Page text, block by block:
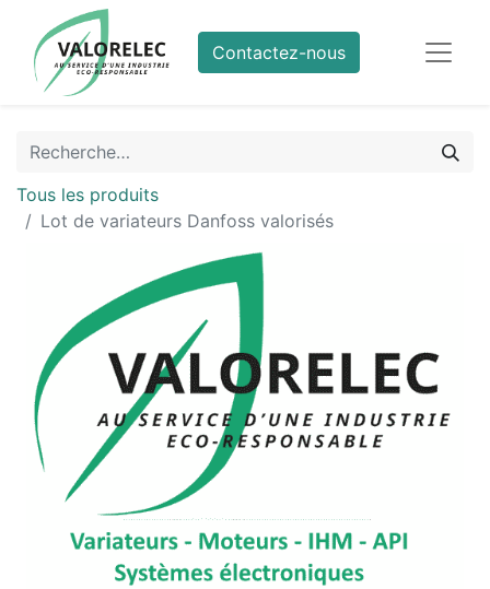
Contactez-nous
Tous les produits
Lot de variateurs Danfoss valorisés